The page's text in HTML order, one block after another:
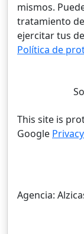
mismos.
tratamiento
ejercitar tus
Política de
This site is
Google
Agencia: